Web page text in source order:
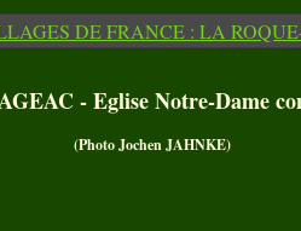
- Eglise Notre-Dame
(Photo Jochen JAHNKE)